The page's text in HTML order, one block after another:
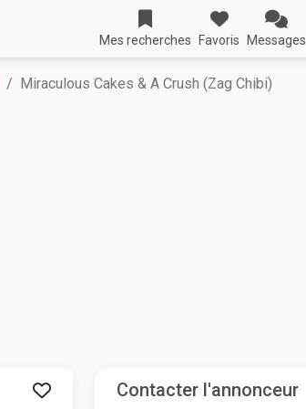
Mes recherches Favoris Messages
Miraculous Cakes & A Crush (Zag Chibi)
Contacter l'annonceur